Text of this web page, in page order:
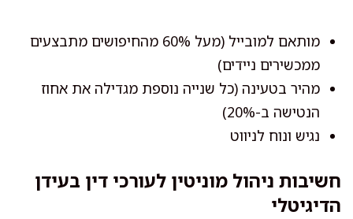
מותאם למובייל (מעל 60% מהחיפושים מתבצעים
ממכשירים ניידים)
מהיר בטעינה (כל שנייה נוספת מגדילה את אחוז
הנטישה ב-20%)
נגיש ונוח לניווט
חשיבות ניהול מוניטין לעורכי דין בעידן
הדיגיטלי